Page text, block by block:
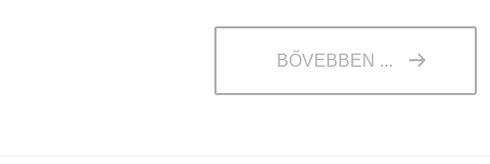
BŐVEBBEN ...